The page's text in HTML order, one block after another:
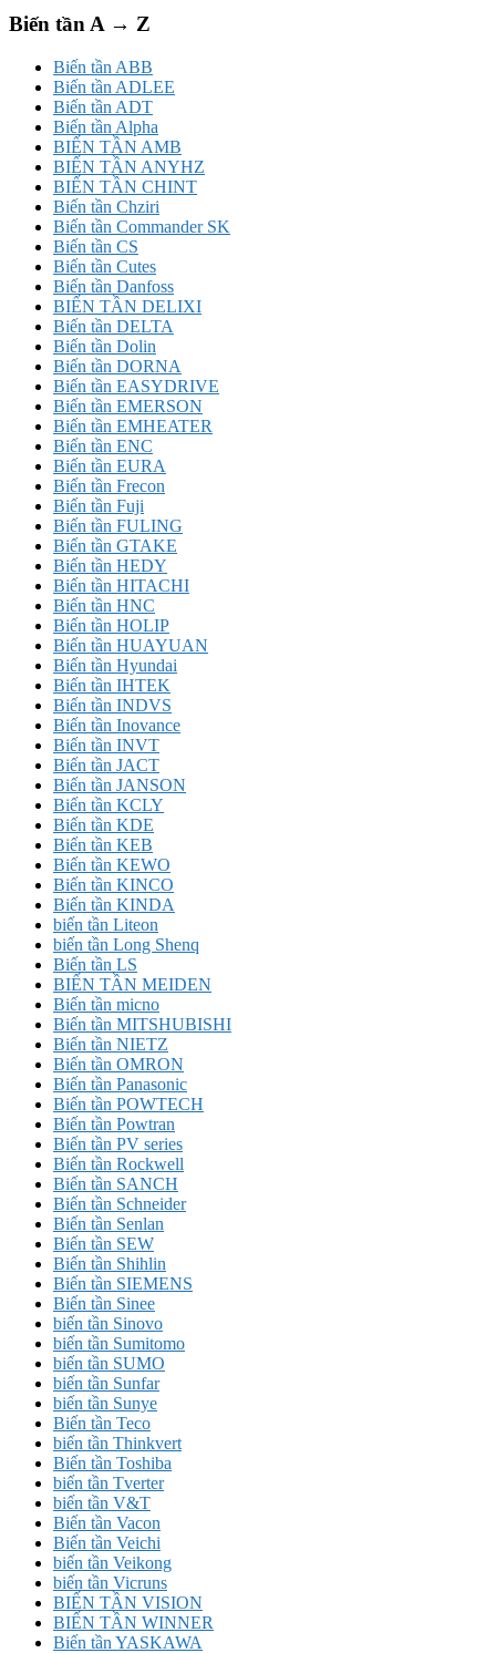
Biến tần A → Z
Biến tần ABB
Biến tần ADLEE
Biến tần ADT
Biến tần Alpha
BIẾN TẦN AMB
BIẾN TẦN ANYHZ
BIẾN TẦN CHINT
Biến tần Chziri
Biến tần Commander SK
Biến tần CS
Biến tần Cutes
Biến tần Danfoss
BIẾN TẦN DELIXI
Biến tần DELTA
Biến tần Dolin
Biến tần DORNA
Biến tần EASYDRIVE
Biến tần EMERSON
Biến tần EMHEATER
Biến tần ENC
Biến tần EURA
Biến tần Frecon
Biến tần Fuji
Biến tần FULING
Biến tần GTAKE
Biến tần HEDY
Biến tần HITACHI
Biến tần HNC
Biến tần HOLIP
Biến tần HUAYUAN
Biến tần Hyundai
Biến tần IHTEK
Biến tần INDVS
Biến tần Inovance
Biến tần INVT
Biến tần JACT
Biến tần JANSON
Biến tần KCLY
Biến tần KDE
Biến tần KEB
Biến tần KEWO
Biến tần KINCO
Biến tần KINDA
biến tần Liteon
biến tần Long Shenq
Biến tần LS
BIẾN TẦN MEIDEN
Biến tần micno
Biến tần MITSHUBISHI
Biến tần NIETZ
Biến tần OMRON
Biến tần Panasonic
Biến tần POWTECH
Biến tần Powtran
Biến tần PV series
Biến tần Rockwell
Biến tần SANCH
Biến tần Schneider
Biến tần Senlan
Biến tần SEW
Biến tần Shihlin
Biến tần SIEMENS
Biến tần Sinee
biến tần Sinovo
biến tần Sumitomo
biến tần SUMO
biến tần Sunfar
biến tần Sunye
Biến tần Teco
biến tần Thinkvert
Biến tần Toshiba
biến tần Tverter
biến tần V&T
Biến tần Vacon
Biến tần Veichi
biến tần Veikong
biến tần Vicruns
BIẾN TẦN VISION
BIẾN TẦN WINNER
Biến tần YASKAWA